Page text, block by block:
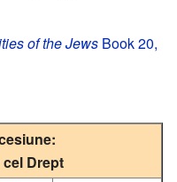
of the Jews Book 20,
Drept